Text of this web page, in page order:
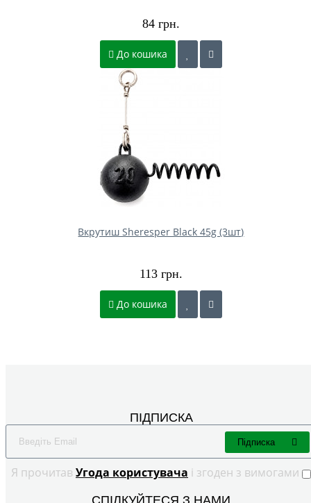
84 грн.
До кошика
Вкрутиш Sheresper Black 45g (3шт)
113 грн.
До кошика
ПІДПИСКА
Я прочитав Угода користувача і згоден з вимогами
Підписка
СПІЛКУЙТЕСЯ З НАМИ